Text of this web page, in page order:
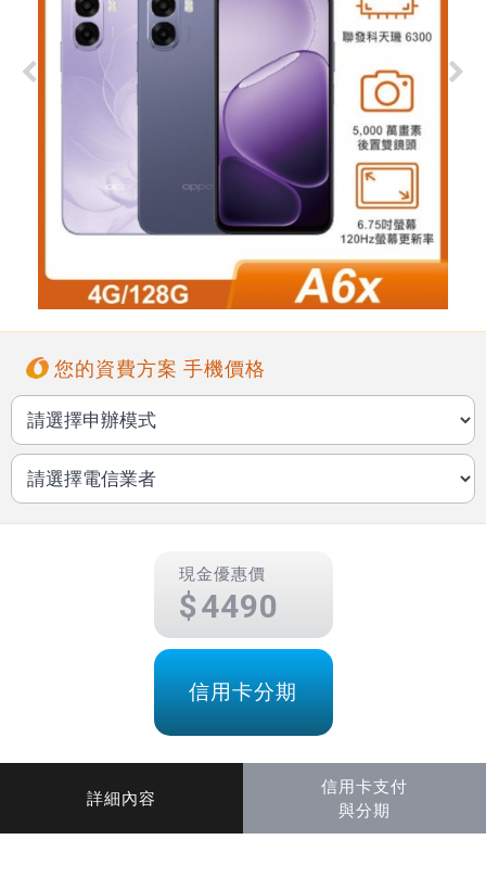
您的資費方案 手機價格
現金優惠價
4490
信用卡分期
詳細內容
信用卡支付
與分期